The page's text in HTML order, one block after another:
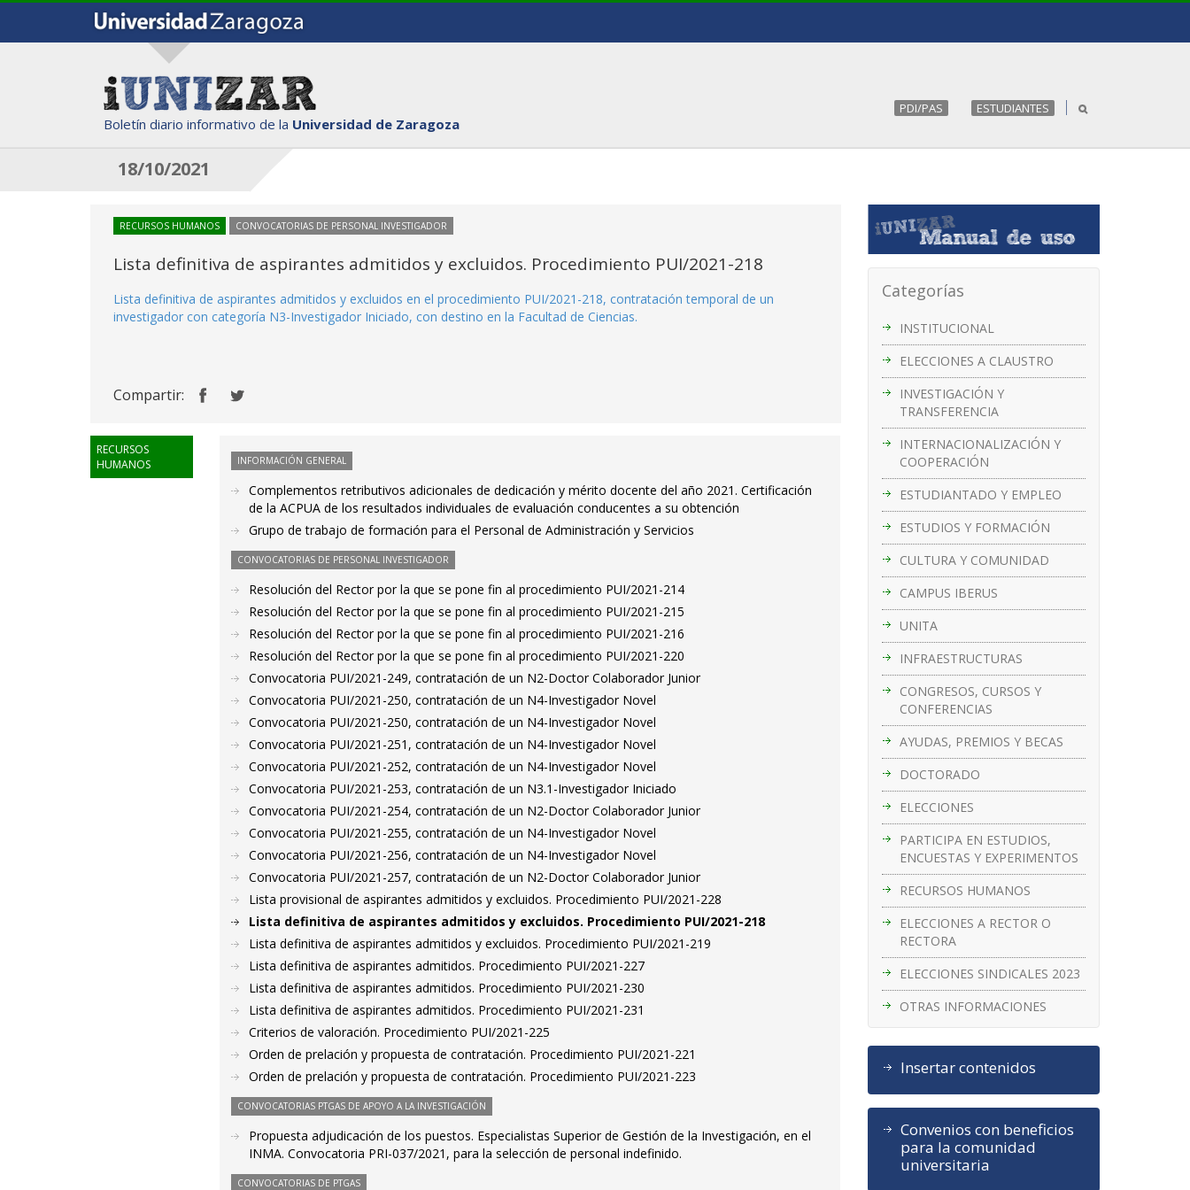
Boletín diario informativo de la Universidad de Zaragoza
PDI/PAS ESTUDIANTES
18/10/2021
Categorías
INSTITUCIONAL
ELECCIONES A CLAUSTRO
INVESTIGACIÓN Y
TRANSFERENCIA
INTERNACIONALIZACIÓN Y
COOPERACIÓN
ESTUDIANTADO Y EMPLEO
ESTUDIOS Y FORMACIÓN
CULTURA Y COMUNIDAD
CAMPUS IBERUS
UNITA
INFRAESTRUCTURAS
CONGRESOS, CURSOS Y
CONFERENCIAS
AYUDAS, PREMIOS Y BECAS
DOCTORADO
ELECCIONES
PARTICIPA EN ESTUDIOS,
ENCUESTAS Y EXPERIMENTOS
RECURSOS HUMANOS
ELECCIONES A RECTOR O
RECTORA
ELECCIONES SINDICALES 2023
OTRAS INFORMACIONES
Insertar contenidos
Convenios con beneficios
para la comunidad
universitaria
RECURSOS HUMANOS CONVOCATORIAS DE PERSONAL INVESTIGADOR
Lista definitiva de aspirantes admitidos y excluidos. Procedimiento PUI/2021-218
Lista definitiva de aspirantes admitidos y excluidos en el procedimiento PUI/2021-218, contratación temporal de un
investigador con categoría N3-Investigador Iniciado, con destino en la Facultad de Ciencias.
Compartir:
RECURSOS
HUMANOS
INFORMACIÓN GENERAL
Complementos retributivos adicionales de dedicación y mérito docente del año 2021. Certificación
de la ACPUA de los resultados individuales de evaluación conducentes a su obtención
Grupo de trabajo de formación para el Personal de Administración y Servicios
CONVOCATORIAS DE PERSONAL INVESTIGADOR
Resolución del Rector por la que se pone fin al procedimiento PUI/2021-214
Resolución del Rector por la que se pone fin al procedimiento PUI/2021-215
Resolución del Rector por la que se pone fin al procedimiento PUI/2021-216
Resolución del Rector por la que se pone fin al procedimiento PUI/2021-220
Convocatoria PUI/2021-249, contratación de un N2-Doctor Colaborador Junior
Convocatoria PUI/2021-250, contratación de un N4-Investigador Novel
Convocatoria PUI/2021-250, contratación de un N4-Investigador Novel
Convocatoria PUI/2021-251, contratación de un N4-Investigador Novel
Convocatoria PUI/2021-252, contratación de un N4-Investigador Novel
Convocatoria PUI/2021-253, contratación de un N3.1-Investigador Iniciado
Convocatoria PUI/2021-254, contratación de un N2-Doctor Colaborador Junior
Convocatoria PUI/2021-255, contratación de un N4-Investigador Novel
Convocatoria PUI/2021-256, contratación de un N4-Investigador Novel
Convocatoria PUI/2021-257, contratación de un N2-Doctor Colaborador Junior
Lista provisional de aspirantes admitidos y excluidos. Procedimiento PUI/2021-228
Lista definitiva de aspirantes admitidos y excluidos. Procedimiento PUI/2021-218
Lista definitiva de aspirantes admitidos y excluidos. Procedimiento PUI/2021-219
Lista definitiva de aspirantes admitidos. Procedimiento PUI/2021-227
Lista definitiva de aspirantes admitidos. Procedimiento PUI/2021-230
Lista definitiva de aspirantes admitidos. Procedimiento PUI/2021-231
Criterios de valoración. Procedimiento PUI/2021-225
Orden de prelación y propuesta de contratación. Procedimiento PUI/2021-221
Orden de prelación y propuesta de contratación. Procedimiento PUI/2021-223
CONVOCATORIAS PTGAS DE APOYO A LA INVESTIGACIÓN
Propuesta adjudicación de los puestos. Especialistas Superior de Gestión de la Investigación, en el
INMA. Convocatoria PRI-037/2021, para la selección de personal indefinido.
CONVOCATORIAS DE PTGAS